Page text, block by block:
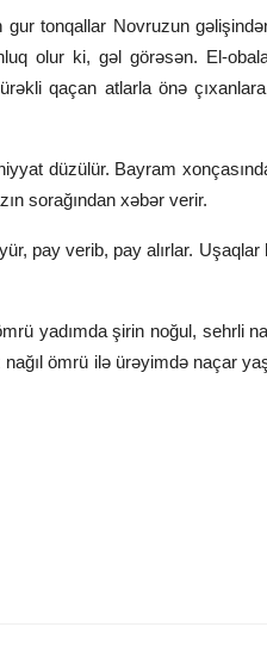
gur tonqallar Novruzun
olur ki, gəl görəsən. El-
qaçan atlarla önə
düzülür. Bayram
sorağından xəbər verir.
pay verib, pay alırlar. Uşaqlar
yadımda şirin noğul, sehrli
ömrü ilə ürəyimdə naçar